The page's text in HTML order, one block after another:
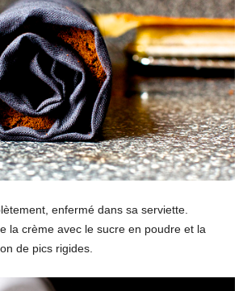
enfermé dans sa serviette.
la crème avec le sucre en poudre et la
de pics rigides.